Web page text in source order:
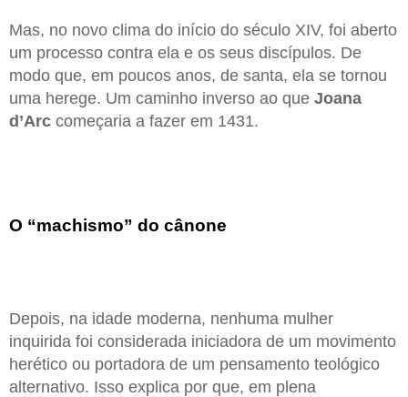
Mas, no novo clima do início do século XIV, foi aberto
um processo contra ela e os seus discípulos. De
modo que, em poucos anos, de santa, ela se tornou
uma herege. Um caminho inverso ao que Joana
d’Arc começaria a fazer em 1431.
O “machismo” do cânone
Depois, na idade moderna, nenhuma mulher
inquirida foi considerada iniciadora de um movimento
herético ou portadora de um pensamento teológico
alternativo. Isso explica por que, em plena